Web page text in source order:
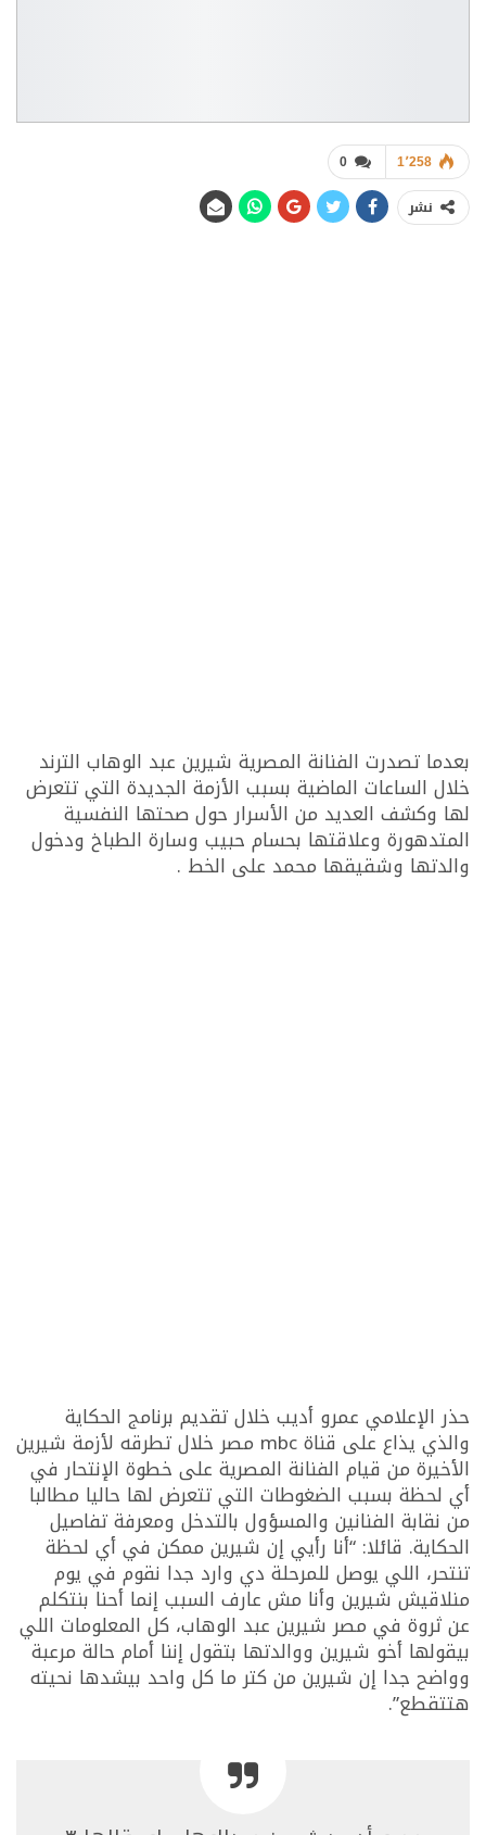
0 1٬258
نشر
بعدما تصدرت الفنانة المصرية شيرين عبد الوهاب الترند
خلال الساعات الماضية بسبب الأزمة الجديدة التي تتعرض
لها وكشف العديد من الأسرار حول صحتها النفسية
المتدهورة وعلاقتها بحسام حبيب وسارة الطباخ ودخول
والدتها وشقيقها محمد على الخط .
حذر الإعلامي عمرو أديب خلال تقديم برنامج الحكاية
والذي يذاع على قناة mbc مصر خلال تطرقه لأزمة شيرين
الأخيرة من قيام الفنانة المصرية على خطوة الإنتحار في
أي لحظة بسبب الضغوطات التي تتعرض لها حاليا مطالبا
من نقابة الفنانين والمسؤول بالتدخل ومعرفة تفاصيل
الحكاية. قائلا: “أنا رأيي إن شيرين ممكن في أي لحظة
تنتحر، اللي يوصل للمرحلة دي وارد جدا نقوم في يوم
منلاقيش شيرين وأنا مش عارف السبب إنما أحنا بنتكلم
عن ثروة في مصر شيرين عبد الوهاب، كل المعلومات اللي
بيقولها أخو شيرين ووالدتها بتقول إننا أمام حالة مرعبة
وواضح جدا إن شيرين من كتر ما كل واحد بيشدها نحيته
هتتقطع”.